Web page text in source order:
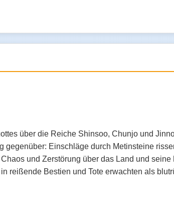
über die Reiche Shinsoo, Chunjo und
gegenüber: Einschläge durch Metinsteine
und Zerstörung über das Land und seine
reißende Bestien und Tote erwachten als